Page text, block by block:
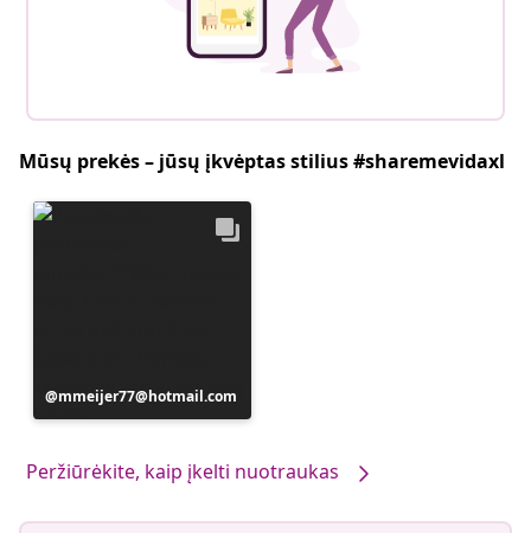
Mūsų prekės – jūsų įkvėptas stilius #sharemevidaxl
Įrašą
paskelbė
mmeijer77@hotmail.com
Peržiūrėkite, kaip įkelti nuotraukas